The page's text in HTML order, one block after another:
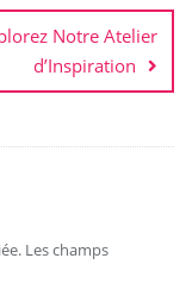
Notre Atelier
d’Inspiration
Les champs